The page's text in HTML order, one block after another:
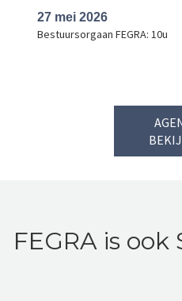
27 mei 2026
Bestuursorgaan FEGRA: 10u
FEGRA is ook